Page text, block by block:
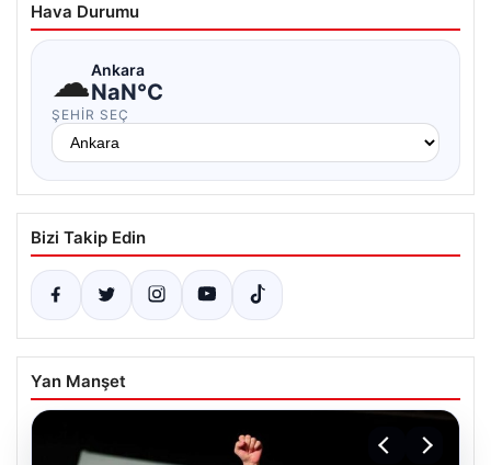
Hava Durumu
☁Ankara
NaN°C
ŞEHIR SEÇ
Bizi Takip Edin
Yan Manşet